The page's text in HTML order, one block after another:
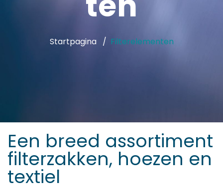
Startpagina Filterelementen
Een breed assortiment
filterzakken, hoezen en
textiel